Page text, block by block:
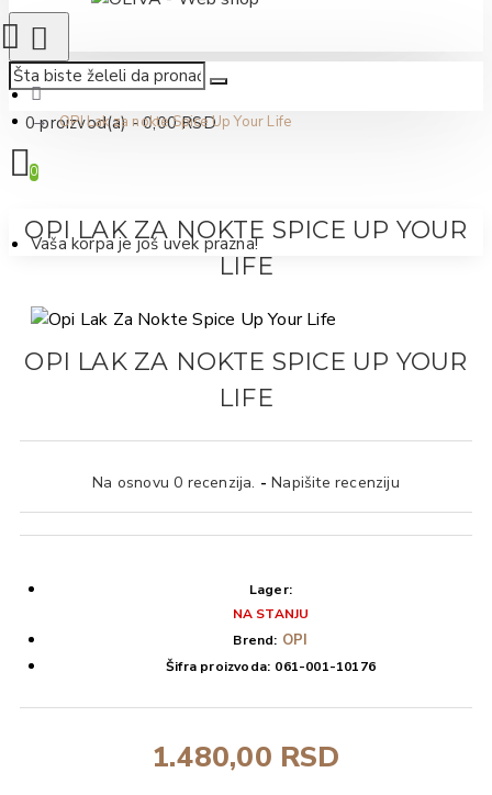
0 proizvod(a) - 0,00 RSD
0
Vaša korpa je još uvek prazna!
OPI Lak za nokte Spice Up Your Life
OPI LAK ZA NOKTE SPICE UP YOUR
LIFE
OPI LAK ZA NOKTE SPICE UP YOUR
LIFE
Na osnovu 0 recenzija. - Napišite recenziju
1.480,00 RSD
Lager:
NA STANJU
Brend: OPI
Šifra proizvoda: 061-001-10176